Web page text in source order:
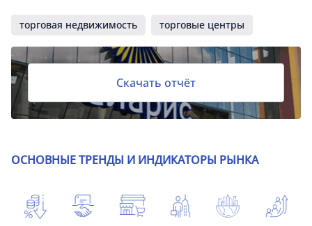
торговая недвижимость торговые центры
Скачать отчёт
ОСНОВНЫЕ ТРЕНДЫ И ИНДИКАТОРЫ РЫНКА